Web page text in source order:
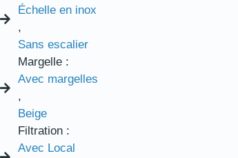
Échelle en inox
,
Sans escalier
Margelle :
Avec margelles
,
Beige
Filtration :
Avec Local